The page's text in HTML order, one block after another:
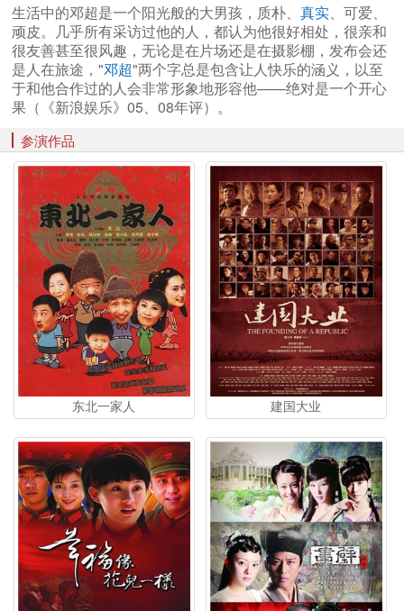
生活中的邓超是一个阳光般的大男孩，质朴、 真实、可爱、
顽皮。几乎所有采访过他的人，都认为他很好相处，很亲和
很友善甚至很风趣，无论是在片场还是在摄影棚，发布会还
是人在旅途，"邓超"两个字总是包含让人快乐的涵义，以至
于和他合作过的人会非常形象地形容他——绝对是一个开心
果（《新浪娱乐》05、08年评）。
参演作品
东北一家人 建国大业